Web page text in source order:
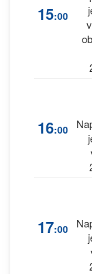
15:00
16:00
17:00